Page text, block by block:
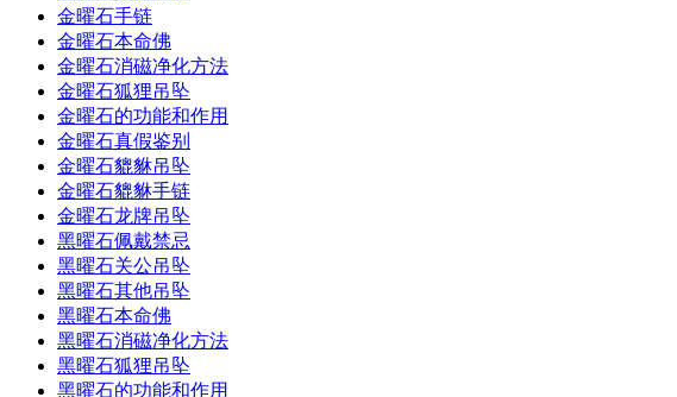
金曜石手链
金曜石本命佛
金曜石消磁净化方法
金曜石狐狸吊坠
金曜石的功能和作用
金曜石真假鉴别
金曜石貔貅吊坠
金曜石貔貅手链
金曜石龙牌吊坠
黑曜石佩戴禁忌
黑曜石关公吊坠
黑曜石其他吊坠
黑曜石本命佛
黑曜石消磁净化方法
黑曜石狐狸吊坠
黑曜石的功能和作用